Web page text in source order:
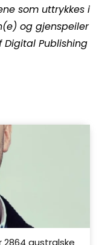
som uttrykkes i
og gjenspeiler
Digital Publishing
australske